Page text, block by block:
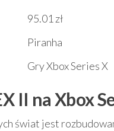
95.01 zł
Piranha
Gry Xbox Series X
II na Xbox
świat jest